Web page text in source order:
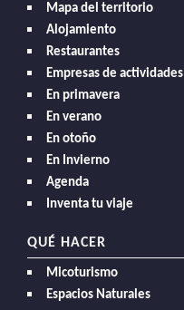
Mapa del territorio
Alojamiento
Restaurantes
Empresas de actividades
En primavera
En verano
En otoño
En Invierno
Agenda
Inventa tu viaje
QUÉ HACER
Micoturismo
Espacios Naturales